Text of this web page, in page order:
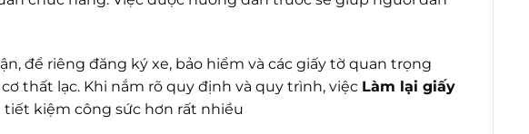
để riêng đăng ký xe, bảo hiểm và các giấy tờ quan trọng
thất lạc. Khi nắm rõ quy định và quy trình, việc Làm lại giấy
kiệm công sức hơn rất nhiều